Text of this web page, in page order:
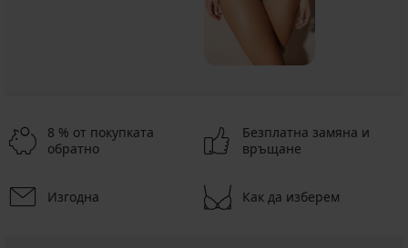
8 % от покупката
обратно
Безплатна замяна и
връщане
Изгодна Как да изберем